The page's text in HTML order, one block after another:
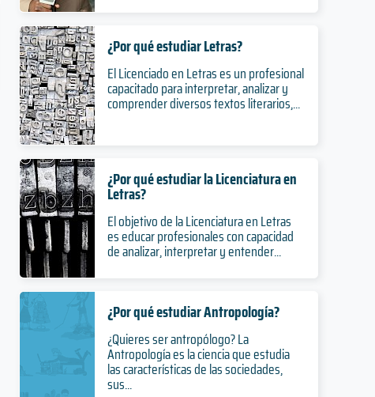
¿Por qué estudiar Letras?
El Licenciado en Letras es un profesional
capacitado para interpretar, analizar y
comprender diversos textos literarios,...
¿Por qué estudiar la Licenciatura en
Letras?
El objetivo de la Licenciatura en Letras
es educar profesionales con capacidad
de analizar, interpretar y entender...
¿Por qué estudiar Antropología?
¿Quieres ser antropólogo? La
Antropología es la ciencia que estudia
las características de las sociedades,
sus...